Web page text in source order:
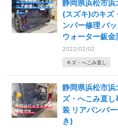
静岡県浜松市
(スズキ)のキズ
ンパー修理 バ
ウォーター鈑金
2022/02/02
キズ・へこみ直し
静岡県浜松市
ズ・へこみ直
装 リアバンパ
き)